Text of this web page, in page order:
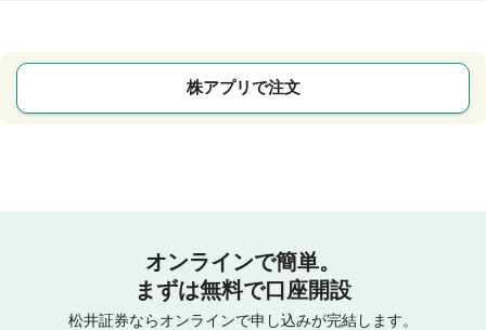
株アプリで注文
オンラインで簡単。
まずは無料で口座開設
松井証券ならオンラインで申し込みが完結します。